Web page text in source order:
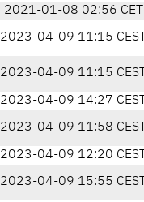
2021-01-08 02:56 CET
2023-04-09 11:15 CEST
2023-04-09 11:15 CEST
2023-04-09 14:27 CEST
2023-04-09 11:58 CEST
2023-04-09 12:20 CEST
2023-04-09 15:55 CEST